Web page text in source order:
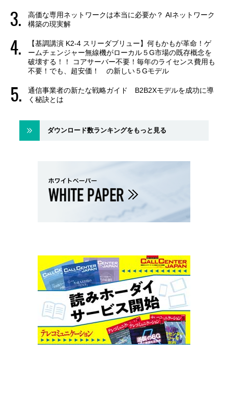
高価な専用ネットワークは本当に必要か？ AIネットワーク
構築の現実解
【基調講演 K2-4 スリーダブリュー】何もかもが革命！ゲ
ームチェンジャー無線機がローカル５G市場の既存概念を
破壊する！！ コアサーバー不要！毎年のライセンス費用も
不要！でも、超安価！ の新しい５Gモデル
通信事業者の新たな戦略ガイド B2B2Xモデルを成功に導
く秘訣とは
ダウンロード数ランキングをもっと見る